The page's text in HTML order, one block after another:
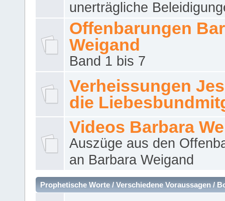
unerträgliche
Offenbarungen
Weigand
Band 1 bis 7
Verheissungen
die
Videos Barbara
Auszüge aus den
an Barbara Weigand
Prophetische Worte / Verschiedene Voraussagen /